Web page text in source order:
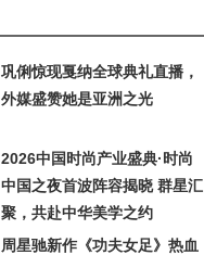
巩俐惊现戛纳全球典礼直播，
外媒盛赞她是亚洲之光
2026中国时尚产业盛典·时尚
中国之夜首波阵容揭晓 群星汇
聚，共赴中华美学之约
周星驰新作《功夫女足》热血